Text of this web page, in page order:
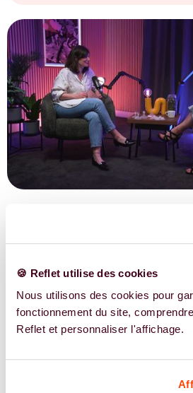
🍪 Reflet utilise des cookies
Nous utilisons des cookies pour
fonctionnement du site,
Reflet et personnaliser l'affichage.
reflet